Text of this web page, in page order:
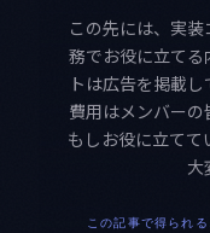
この先には、実
務でお役に立てる
トは広告を掲載
費用はメンバーの
もしお役に立てて
大
この記事で得られる